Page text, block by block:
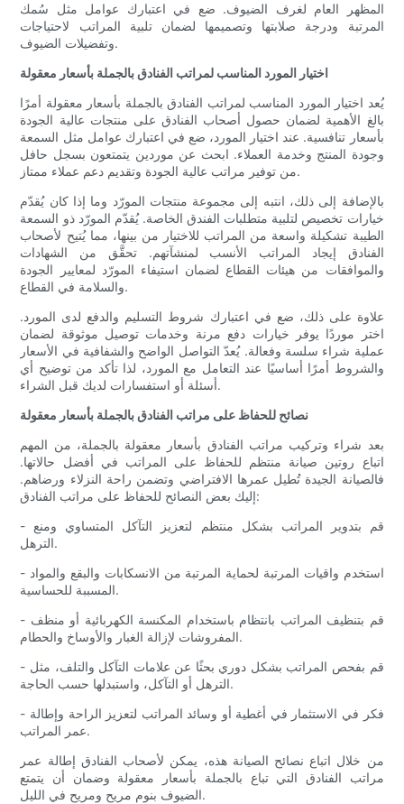
المظهر العام لغرف الضيوف. ضع في اعتبارك عوامل مثل سُمك
المرتبة ودرجة صلابتها وتصميمها لضمان تلبية المراتب لاحتياجات
وتفضيلات الضيوف.
اختيار المورد المناسب لمراتب الفنادق بالجملة بأسعار معقولة
يُعد اختيار المورد المناسب لمراتب الفنادق بالجملة بأسعار معقولة أمرًا
بالغ الأهمية لضمان حصول أصحاب الفنادق على منتجات عالية الجودة
بأسعار تنافسية. عند اختيار المورد، ضع في اعتبارك عوامل مثل السمعة
وجودة المنتج وخدمة العملاء. ابحث عن موردين يتمتعون بسجل حافل
من توفير مراتب عالية الجودة وتقديم دعم عملاء ممتاز.
بالإضافة إلى ذلك، انتبه إلى مجموعة منتجات المورّد وما إذا كان يُقدّم
خيارات تخصيص لتلبية متطلبات الفندق الخاصة. يُقدّم المورّد ذو السمعة
الطيبة تشكيلة واسعة من المراتب للاختيار من بينها، مما يُتيح لأصحاب
الفنادق إيجاد المراتب الأنسب لمنشآتهم. تحقَّق من الشهادات
والموافقات من هيئات القطاع لضمان استيفاء المورّد لمعايير الجودة
والسلامة في القطاع.
علاوة على ذلك، ضع في اعتبارك شروط التسليم والدفع لدى المورد.
اختر موردًا يوفر خيارات دفع مرنة وخدمات توصيل موثوقة لضمان
عملية شراء سلسة وفعالة. يُعدّ التواصل الواضح والشفافية في الأسعار
والشروط أمرًا أساسيًا عند التعامل مع المورد، لذا تأكد من توضيح أي
أسئلة أو استفسارات لديك قبل الشراء.
نصائح للحفاظ على مراتب الفنادق بالجملة بأسعار معقولة
بعد شراء وتركيب مراتب الفنادق بأسعار معقولة بالجملة، من المهم
اتباع روتين صيانة منتظم للحفاظ على المراتب في أفضل حالاتها.
فالصيانة الجيدة تُطيل عمرها الافتراضي وتضمن راحة النزلاء ورضاهم.
إليك بعض النصائح للحفاظ على مراتب الفنادق:
- قم بتدوير المراتب بشكل منتظم لتعزيز التآكل المتساوي ومنع
الترهل.
- استخدم واقيات المرتبة لحماية المرتبة من الانسكابات والبقع والمواد
المسببة للحساسية.
- قم بتنظيف المراتب بانتظام باستخدام المكنسة الكهربائية أو منظف
المفروشات لإزالة الغبار والأوساخ والحطام.
- قم بفحص المراتب بشكل دوري بحثًا عن علامات التآكل والتلف، مثل
الترهل أو التآكل، واستبدلها حسب الحاجة.
- فكر في الاستثمار في أغطية أو وسائد المراتب لتعزيز الراحة وإطالة
عمر المراتب.
من خلال اتباع نصائح الصيانة هذه، يمكن لأصحاب الفنادق إطالة عمر
مراتب الفنادق التي تباع بالجملة بأسعار معقولة وضمان أن يتمتع
الضيوف بنوم مريح ومريح في الليل.